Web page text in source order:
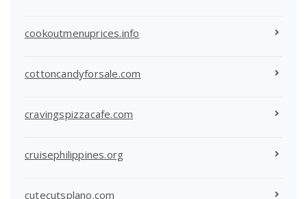
cookoutmenuprices.info
cottoncandyforsale.com
cravingspizzacafe.com
cruisephilippines.org
cutecutsplano.com